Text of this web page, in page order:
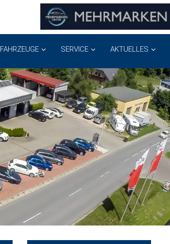
FAHRZEUGE SERVICE AKTUELLES